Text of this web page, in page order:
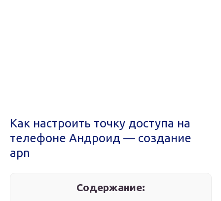
Как настроить точку доступа на
телефоне Андроид — создание
apn
Содержание: